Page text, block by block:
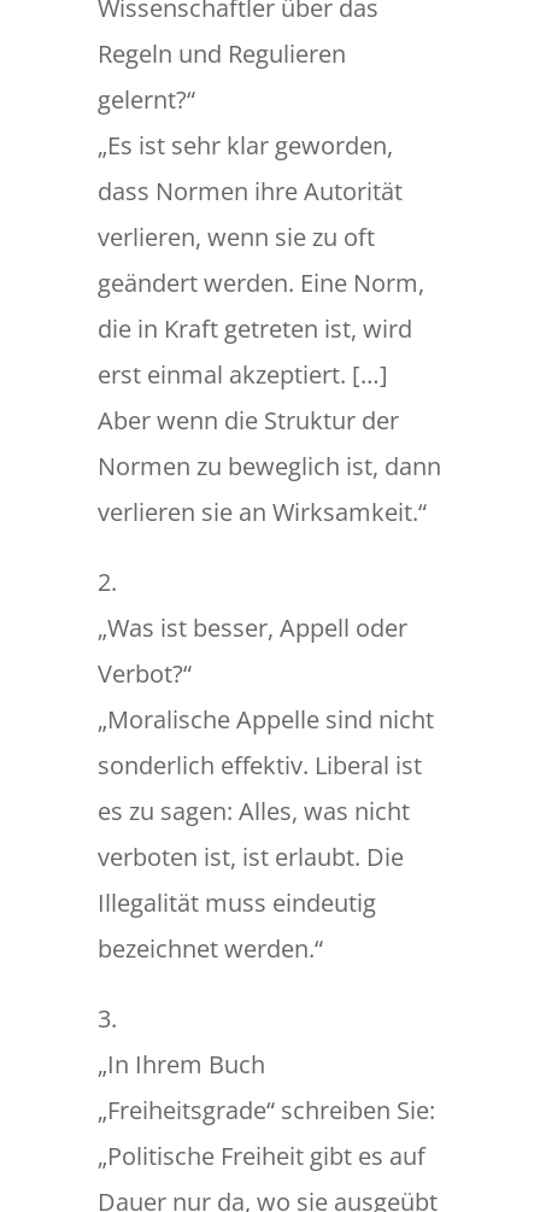
Wissenschaftler über das
Regeln und Regulieren
gelernt?“
„Es ist sehr klar geworden,
dass Normen ihre Autorität
verlieren, wenn sie zu oft
geändert werden. Eine Norm,
die in Kraft getreten ist, wird
erst einmal akzeptiert. […]
Aber wenn die Struktur der
Normen zu beweglich ist, dann
verlieren sie an Wirksamkeit.“
2.
„Was ist besser, Appell oder
Verbot?“
„Moralische Appelle sind nicht
sonderlich effektiv. Liberal ist
es zu sagen: Alles, was nicht
verboten ist, ist erlaubt. Die
Illegalität muss eindeutig
bezeichnet werden.“
3.
„In Ihrem Buch
„Freiheitsgrade“ schreiben Sie:
„Politische Freiheit gibt es auf
Dauer nur da, wo sie ausgeübt